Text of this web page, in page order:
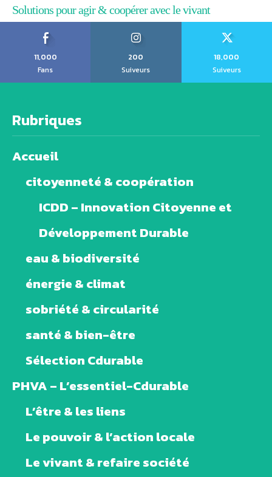
Solutions pour agir & coopérer avec le vivant
11,000
Fans
200
Suiveurs
18,000
Suiveurs
Rubriques
Accueil
citoyenneté & coopération
ICDD – Innovation Citoyenne et
Développement Durable
eau & biodiversité
énergie & climat
sobriété & circularité
santé & bien-être
Sélection Cdurable
PHVA – L’essentiel-Cdurable
L’être & les liens
Le pouvoir & l’action locale
Le vivant & refaire société